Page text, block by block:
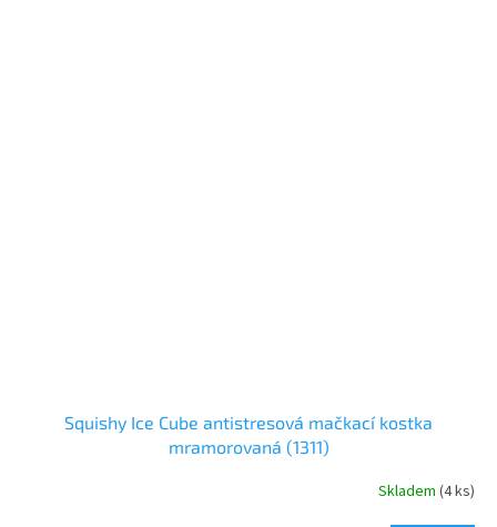
Squishy Ice Cube antistresová mačkací kostka
mramorovaná (1311)
Skladem (4 ks)